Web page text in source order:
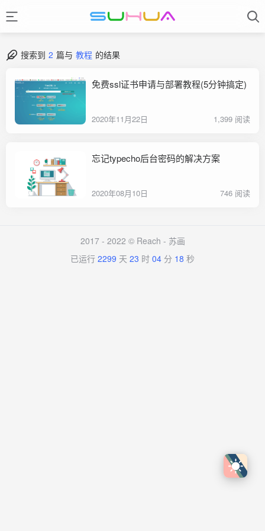
搜索到 2 篇与 教程 的结果
免费ssl证书申请与部署教程(5分钟搞定)
2020年11月22日 1,399 阅读
忘记typecho后台密码的解决方案
2020年08月10日 746 阅读
2017 - 2022 © Reach - 苏画
已运行 2299 天 23 时 04 分 18 秒